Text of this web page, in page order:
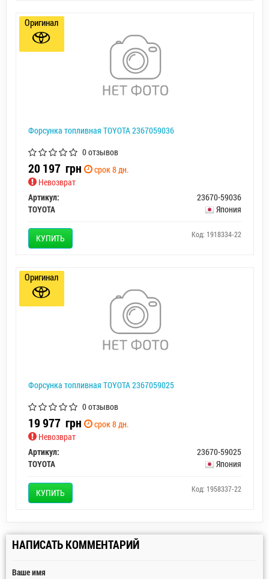
Форсунка топливная TOYOTA 2367059036
0 отзывов
20 197 грн
срок 8 дн.
Невозврат
Артикул:
23670-59036
TOYOTA
Япония
КУПИТЬ Код: 1918334-22
Оригинал
Форсунка топливная TOYOTA 2367059025
0 отзывов
19 977 грн
срок 8 дн.
Невозврат
Артикул:
23670-59025
TOYOTA
Япония
КУПИТЬ Код: 1958337-22
Оригинал
НАПИСАТЬ КОММЕНТАРИЙ
Ваше имя